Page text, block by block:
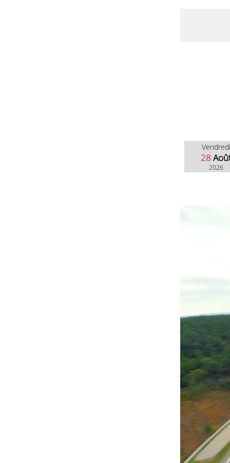
28
2026